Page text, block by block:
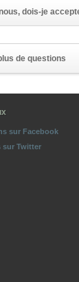
dois-je
de questions
sur Facebook
sur Twitter